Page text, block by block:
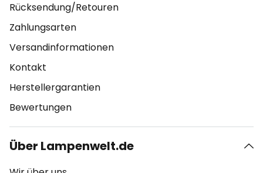
Rücksendung/Retouren
Zahlungsarten
Versandinformationen
Kontakt
Herstellergarantien
Bewertungen
Über Lampenwelt.de